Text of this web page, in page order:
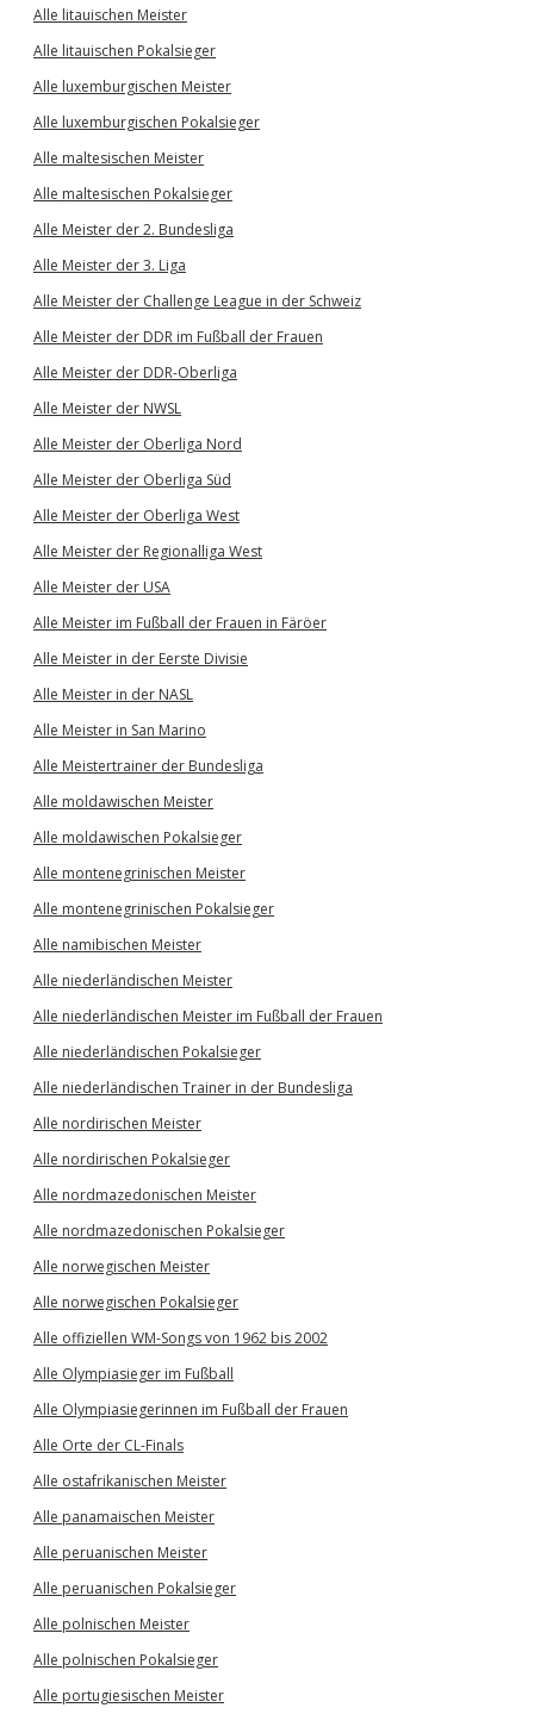
Alle litauischen Meister
Alle litauischen Pokalsieger
Alle luxemburgischen Meister
Alle luxemburgischen Pokalsieger
Alle maltesischen Meister
Alle maltesischen Pokalsieger
Alle Meister der 2. Bundesliga
Alle Meister der 3. Liga
Alle Meister der Challenge League in der Schweiz
Alle Meister der DDR im Fußball der Frauen
Alle Meister der DDR-Oberliga
Alle Meister der NWSL
Alle Meister der Oberliga Nord
Alle Meister der Oberliga Süd
Alle Meister der Oberliga West
Alle Meister der Regionalliga West
Alle Meister der USA
Alle Meister im Fußball der Frauen in Färöer
Alle Meister in der Eerste Divisie
Alle Meister in der NASL
Alle Meister in San Marino
Alle Meistertrainer der Bundesliga
Alle moldawischen Meister
Alle moldawischen Pokalsieger
Alle montenegrinischen Meister
Alle montenegrinischen Pokalsieger
Alle namibischen Meister
Alle niederländischen Meister
Alle niederländischen Meister im Fußball der Frauen
Alle niederländischen Pokalsieger
Alle niederländischen Trainer in der Bundesliga
Alle nordirischen Meister
Alle nordirischen Pokalsieger
Alle nordmazedonischen Meister
Alle nordmazedonischen Pokalsieger
Alle norwegischen Meister
Alle norwegischen Pokalsieger
Alle offiziellen WM-Songs von 1962 bis 2002
Alle Olympiasieger im Fußball
Alle Olympiasiegerinnen im Fußball der Frauen
Alle Orte der CL-Finals
Alle ostafrikanischen Meister
Alle panamaischen Meister
Alle peruanischen Meister
Alle peruanischen Pokalsieger
Alle polnischen Meister
Alle polnischen Pokalsieger
Alle portugiesischen Meister